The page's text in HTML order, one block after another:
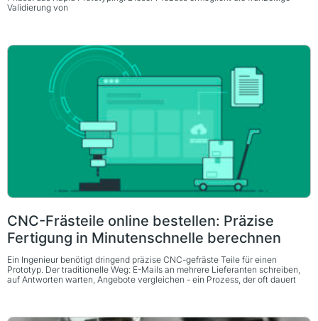
Validierung von
CNC-Frästeile online bestellen: Präzise
Fertigung in Minutenschnelle berechnen
Ein Ingenieur benötigt dringend präzise CNC-gefräste Teile für einen
Prototyp. Der traditionelle Weg: E-Mails an mehrere Lieferanten schreiben,
auf Antworten warten, Angebote vergleichen - ein Prozess, der oft dauert